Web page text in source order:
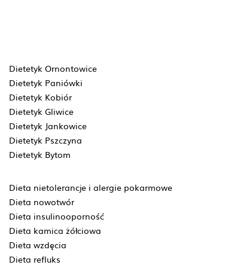
Dietetyk Ornontowice
Dietetyk Paniówki
Dietetyk Kobiór
Dietetyk Gliwice
Dietetyk Jankowice
Dietetyk Pszczyna
Dietetyk Bytom
Dieta nietolerancje i alergie pokarmowe
Dieta nowotwór
Dieta insulinooporność
Dieta kamica żółciowa
Dieta wzdęcia
Dieta refluks